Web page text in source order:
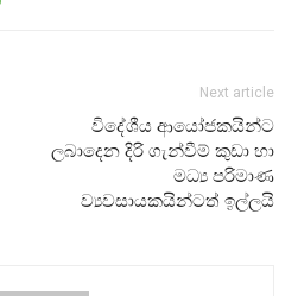
Next article
විදේශීය ආයෝජකයින්ට
ලබාදෙන දිරි ගැන්වීම් කුඩා හා
මධ්‍ය පරිමාණ
ව්‍යවසායකයින්ටත් ඉල්ලයි